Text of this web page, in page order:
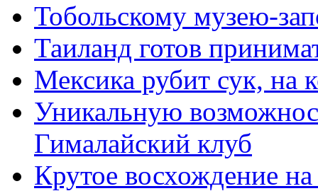
Тобольскому музею-
Таиланд готов
Мексика рубит сук, на
Уникальную
Гималайский клуб
Крутое восхождение